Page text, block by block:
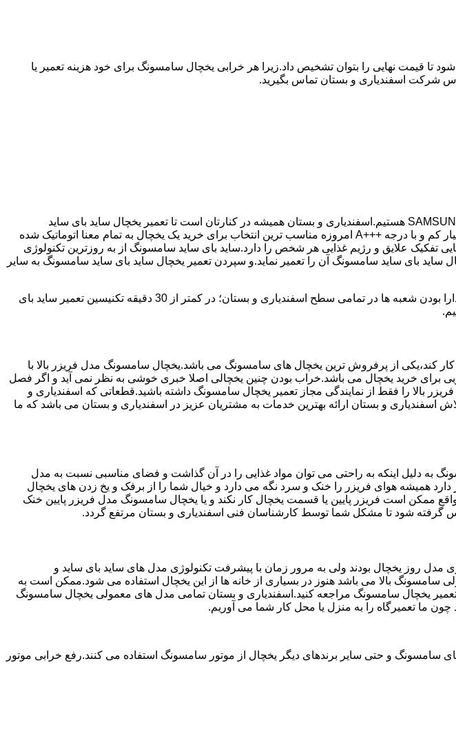
قیمت نهایی را بتوان تشخیص داد.زیرا هر خرابی یخچال سامسونگ برای خود هزینه تعمیر یا
شرکت اسفندیاری و بستان تماس بگیرید.
اگر یخچال شما ساید بای ساید می باشد و دچار خرابی شده است ما نمایندگی مجاز تعمیر ساید بای ساید SAMSUNG هستیم.اسفندیاری و بستان همیشه در کنارتان است تا تعمیر یخچال ساید بای ساید
SAMSUNG شما در کمترین زمان ممکن انجام گیرد.یخچال ساید بای ساید سامسونگ با مصرف انرژی بسیار کم و با درجه +++A امروزه مناسب ترین انتخاب برای خرید یک یخچال به تمام معنا اتوماتیک شده
تفکیک علایق و رژیم غذایی هر شخص را دارد.ساید بای ساید سامسونگ از به روزترین تکنولوژی
بای ساید سامسونگ آن را تعمیر نماید.و سپردن تعمیر یخچال ساید بای ساید سامسونگ به سایر
اسفندیاری و بستان دارای سابقه 25 سال در زمینه تعمیر یخچال ساید بای ساید سامسونگ می باشد که با دارا بودن شعبه ها در تمامی سطح اسفندیاری و بستان؛ در کمتر از 30 دقیقه تکنیسین تعمیر ساید بای
با مصرف انرژی بسیار کم که حتی با ولتاژ 100 ولت تا 290 ولت می تواند کار کند،یکی از پرفروش ترین یخچال های سامسونگ می باشد.یخچال سامسونگ مدل فریزر بالا با
خوبی برای خرید یخچال می باشد.خراب بودن چنین یخچالی اصلا خبری خوشی به نظر نمی آید و اگر فصل
بالا را فقط از نمایندگی مجاز تعمیر یخچال سامسونگ داشته باشید.قطعاتی که اسفندیاری و
می باشد که دارای ضمانت 6 ماهه نیز می باشد.تمام تلاش اسفندیاری و بستان ارائه بهترین خدمات به مشتریان عزیز در اسفندیاری و بستان می باشد که ما
دلیل اینکه به راحتی می توان مواد غذایی را در آن گذاشت و فضای مناسبی نسبت به مدل
همیشه هوای فریزر را خنک و سرد نگه می دارد و خیال شما را از برفک و یخ زدن های یخچال
ممکن است فریزر پایین یا قسمت یخچال کار نکند و یا یخچال سامسونگ مدل فریزر پایین خنک
گرفته شود تا مشکل شما توسط کارشناسان فنی اسفندیاری و بستان مرتفع گردد.
روز یخچال بودند ولی به مرور زمان با پیشرفت تکنولوژی مدل های ساید بای ساید و
بالا می باشد هنوز در بسیاری از خانه ها از این یخچال استفاده می شود.ممکن است به
یخچال سامسونگ مراجعه کنید.اسفندیاری و بستان تمامی مدل های معمولی یخچال سامسونگ
ما تعمیرگاه را به منزل یا محل کار شما می آوریم.
سامسونگ و حتی سایر برندهای دیگر یخچال از موتور سامسونگ استفاده می کنند.رفع خرابی موتور